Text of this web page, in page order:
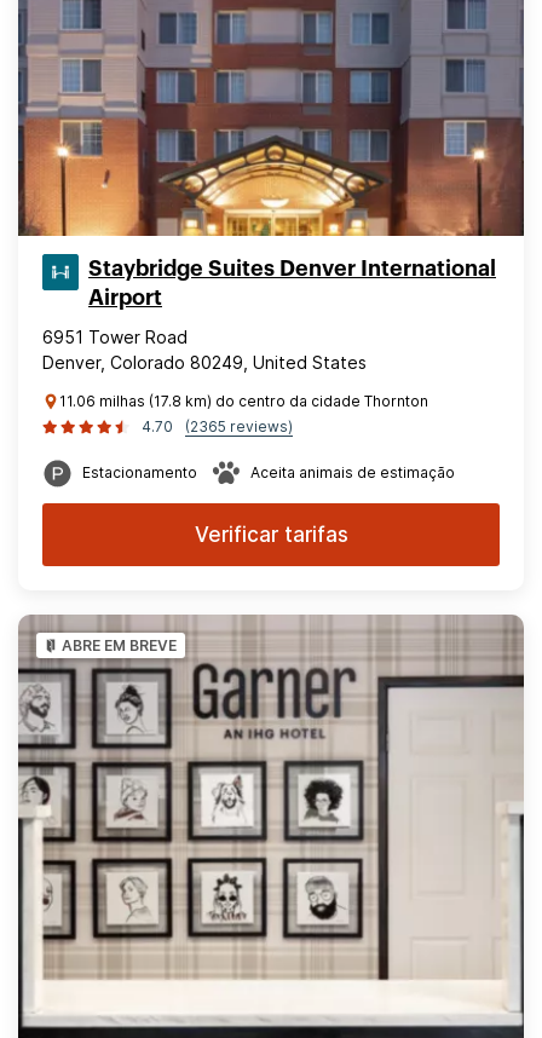
Staybridge Suites Denver International
Airport
6951 Tower Road
Denver, Colorado 80249, United States
11.06 milhas (17.8 km) do centro da cidade Thornton
4.70
(2365 reviews)
Estacionamento Aceita animais de estimação
Verificar tarifas
ABRE EM BREVE